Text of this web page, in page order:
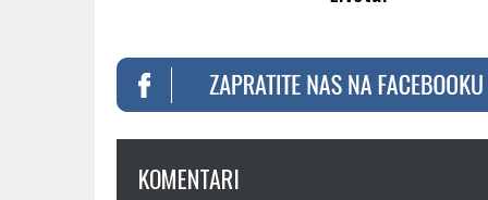
KOMENTARI